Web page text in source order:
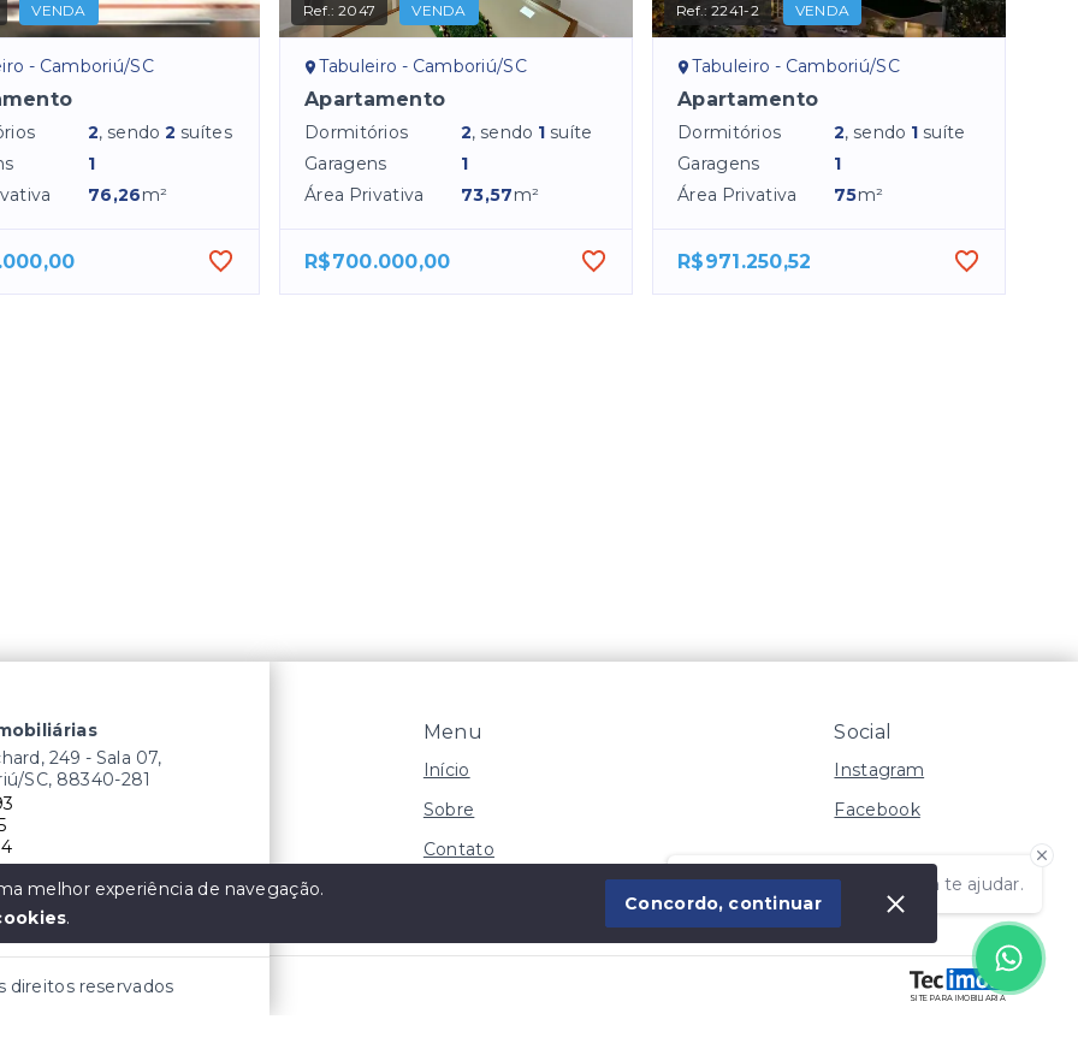
VENDA
- Camboriú/SC
2, sendo2 suítes
1
76,26m²
Ref.:2047 VENDA
Tabuleiro - Camboriú/SC
Apartamento
Dormitórios 2, sendo 1 suíte
Garagens
1
Área Privativa
73,57m²
R$700.000,00
Ref.:2241-2 VENDA
Tabuleiro - Camboriú/SC
Apartamento
Dormitórios 2, sendo 1 suíte
Garagens
1
Área Privativa
75m²
R$971.250,52
Olá! Estamos disponíveis para te ajudar.
Menu
Início
Sobre
Contato
Social
Instagram
Facebook
SITE PARA IMOBILIARIA
249 - Sala 07,
SC, 88340-281
que nós Move!
direitos reservados
melhor experiência de navegação.
.
Concordo, continuar